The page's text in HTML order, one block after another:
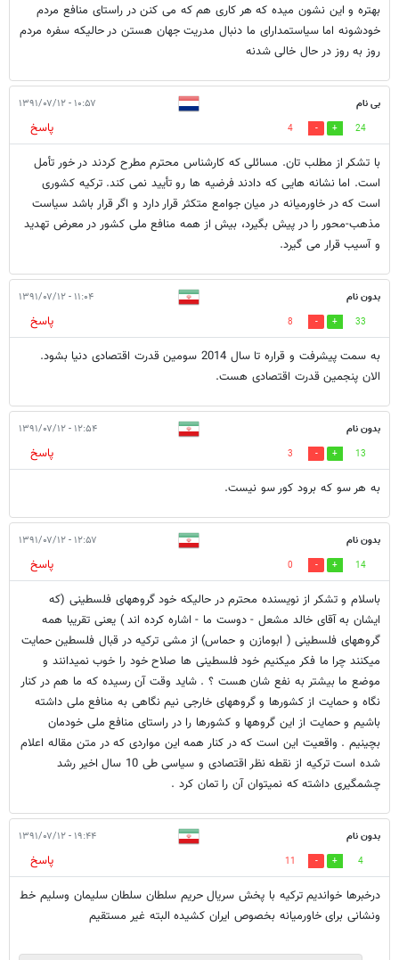
بهتره و این نشون میده که هر کاری هم که می کنن در راستای منافع مردم
خودشونه اما سیاستمدارای ما دنبال مدریت جهان هستن در حالیکه سفره مردم
روز به روز در حال خالی شدنه
بی نام ۱۰:۵۷ - ۱۳۹۱/۰۷/۱۲
24
4
پاسخ
با تشکر از مطلب تان. مسائلی که کارشناس محترم مطرح کردند در خور تأمل
است. اما نشانه هایی که دادند فرضیه ها رو تأیید نمی کند. ترکیه کشوری
است که در خاورمیانه در میان جوامع متکثر قرار دارد و اگر قرار باشد سیاست
مذهب-محور را در پیش بگیرد، بیش از همه منافع ملی کشور در معرض تهدید
و آسیب قرار می گیرد.
بدون نام ۱۱:۰۴ - ۱۳۹۱/۰۷/۱۲
33
8
پاسخ
به سمت پیشرفت و قراره تا سال 2014 سومین قدرت اقتصادی دنیا بشود.
الان پنجمین قدرت اقتصادی هست.
بدون نام ۱۲:۵۴ - ۱۳۹۱/۰۷/۱۲
13
3
پاسخ
به هر سو که برود کور سو نیست.
بدون نام ۱۲:۵۷ - ۱۳۹۱/۰۷/۱۲
14
0
پاسخ
باسلام و تشکر از نویسنده محترم در حالیکه خود گروههای فلسطینی (که
ایشان به آقای خالد مشعل - دوست ما - اشاره کرده اند ) یعنی تقریبا همه
گروههای فلسطینی ( ابومازن و حماس) از مشی ترکیه در قبال فلسطین حمایت
میکنند چرا ما فکر میکنیم خود فلسطینی ها صلاح خود را خوب نمیدانند و
موضع ما بیشتر به نفع شان هست ؟ . شاید وقت آن رسیده که ما هم در کنار
نگاه و حمایت از کشورها و گروههای خارجی نیم نگاهی به منافع ملی داشته
باشیم و حمایت از این گروهها و کشورها را در راستای منافع ملی خودمان
بچینیم . واقعیت این است که در کنار همه این مواردی که در متن مقاله اعلام
شده است ترکیه از نقطه نظر اقتصادی و سیاسی طی 10 سال اخیر رشد
چشمگیری داشته که نمیتوان آن را تمان کرد .
بدون نام ۱۹:۴۴ - ۱۳۹۱/۰۷/۱۲
4
11
پاسخ
درخبرها خواندیم ترکیه با پخش سریال حریم سلطان سلطان سلیمان وسلیم خط
ونشانی برای خاورمیانه بخصوص ایران کشیده البته غیر مستقیم